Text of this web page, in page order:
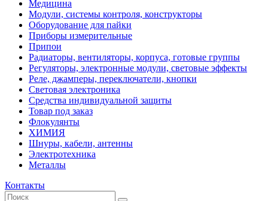
Медицина
Модули, системы контроля, конструкторы
Оборудование для пайки
Приборы измерительные
Припои
Радиаторы, вентиляторы, корпуса, готовые группы
Регуляторы, электронные модули, световые эффекты
Реле, джамперы, переключатели, кнопки
Световая электроника
Средства индивидуальной защиты
Товар под заказ
Флокулянты
ХИМИЯ
Шнуры, кабели, антенны
Электротехника
Металлы
Контакты